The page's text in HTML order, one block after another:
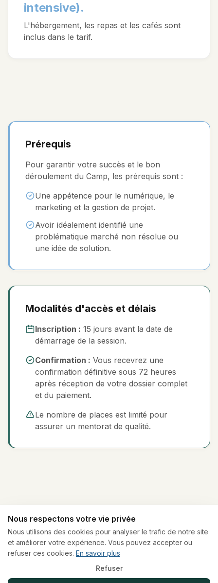
intensive).
L'hébergement, les repas et les cafés sont
inclus dans le tarif.
Prérequis
Pour garantir votre succès et le bon
déroulement du Camp, les prérequis sont :
Une appétence pour le numérique, le
marketing et la gestion de projet.
Avoir idéalement identifié une
problématique marché non résolue ou
une idée de solution.
Modalités d'accès et délais
Inscription : 15 jours avant la date de
démarrage de la session.
Confirmation : Vous recevrez une
confirmation définitive sous 72 heures
après réception de votre dossier complet
et du paiement.
Le nombre de places est limité pour
assurer un mentorat de qualité.
Ce qui est inclus
L'accès à la formation (49h).
L'encadrement par le formateur référent et
Nous respectons votre vie privée
Nous utilisons des cookies pour analyser le trafic de notre site
et améliorer votre expérience. Vous pouvez accepter ou
refuser ces cookies. En savoir plus
Refuser